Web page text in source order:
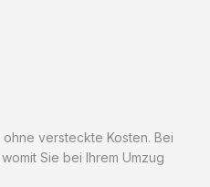
versteckte Kosten. Bei
Sie bei Ihrem Umzug